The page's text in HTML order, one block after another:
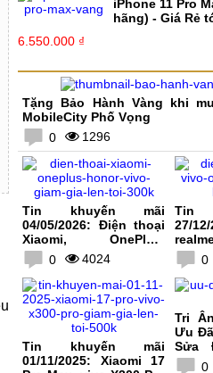
iPhone 11 Pro
hãng) - Giá Rẻ
6.550.000 ₫
Tặng Bảo Hành Vàng khi
MobileCity Phố Vọng
0
1296
Tin khuyến mãi
04/05/2026: Điện thoại
Xiaomi, OnePlus,
HONOR, vivo giảm giá
lên tới 300K
0 4024
Tin
27/
giảm0
Tin khuyến mãi
01/11/2025: Xiaomi 17
Tri
Ưu
Sửa
0